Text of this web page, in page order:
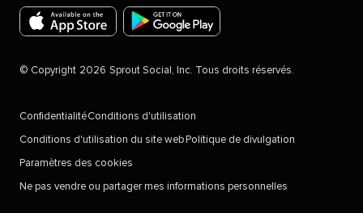
l'application
Social
IOS
l'application
Social
Google
©​​ Copyright​​ 2026​​ Sprout Social, Inc. Tous droits réservés.​​
Confidentialité​​ Conditions d'utilisation​​
Conditions d'utilisation du site web​​ Politique de divulgation​​
Paramètres des cookies
Ne pas vendre ou partager mes informations personnelles​​